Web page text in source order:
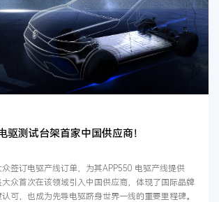
驱测试台架首家中国供应商！
签订电驱产线订单，为其APP550 电驱产线提供
众首次在该领域引入中国供应商，体现了国际品牌
可，也成为先导电驱跻身世界一线的重要里程碑。